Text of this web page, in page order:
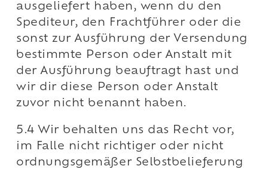
ausgeliefert haben, wenn du den
Spediteur, den Frachtführer oder die
sonst zur Ausführung der Versendung
bestimmte Person oder Anstalt mit
der Ausführung beauftragt hast und
wir dir diese Person oder Anstalt
zuvor nicht benannt haben.
5.4 Wir behalten uns das Recht vor,
im Falle nicht richtiger oder nicht
ordnungsgemäßer Selbstbelieferung